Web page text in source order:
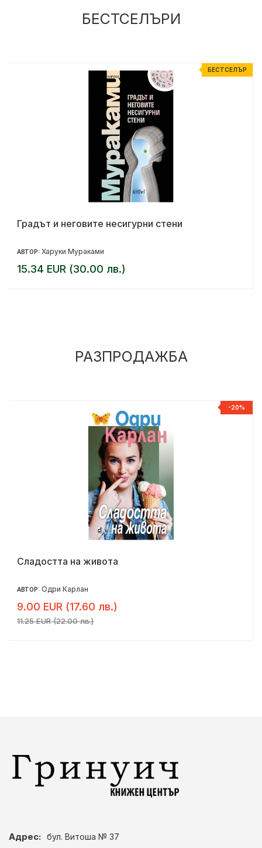
БЕСТСЕЛЪРИ
БЕСТСЕЛЪР
Градът и неговите несигурни стени
АВТОР: Харуки Мураками
15.34 EUR (30.00 лв.)
РАЗПРОДАЖБА
-20%
Сладостта на живота
АВТОР: Одри Карлан
9.00 EUR (17.60 лв.)
11.25 EUR (22.00 лв.)
Адрес: бул. Витоша № 37